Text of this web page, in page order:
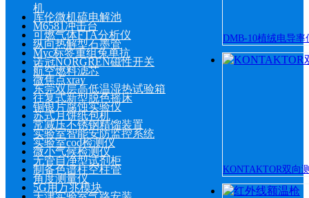
DMB-10植绒电导率
KONTAKTOR双向
机
库伦微机硫电解池
M6581冲击台
可燃气体FTA分析仪
纵向热解型石墨管
Myc标签重组兔单抗
诺冠NORGREN磁性开关
航空燃料滤芯
微焦点xray
东莞双层高低温湿热试验箱
往复式新型脱色摇床
铜银片腐蚀实验仪
苏式月饼纸包机
常减压不锈钢精馏装置
实验室智能安防监控系统
实验室cod检测仪
微小气候检测仪
无管自净型试剂柜
制备色谱柱空柱管
角度测量仪
5G用万兆模块